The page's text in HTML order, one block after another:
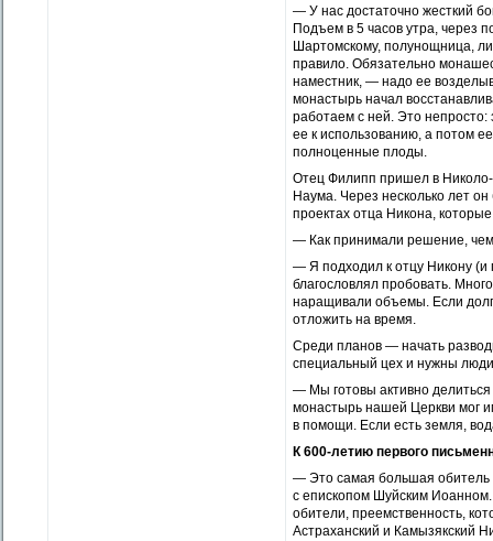
— У нас достаточно жесткий
Подъем в 5 часов утра, через
Шартомскому, полунощница,
правило. Обязательно
наместник, — надо ее
монастырь начал
работаем с ней. Это непросто:
ее к использованию, а потом
полноценные плоды.
Отец Филипп пришел в
Наума. Через несколько лет
проектах отца Никона,
— Как принимали решение,
— Я подходил к отцу Никону (и
благословлял пробовать.
наращивали объемы. Если
отложить на время.
Среди планов — начать
специальный цех и нужны
— Мы готовы активно
монастырь нашей Церкви мог
в помощи. Если есть земля,
К 600-летию первого
— Это самая большая обитель
с епископом Шуйским
обители, преемственность,
Астраханский и Камызякский